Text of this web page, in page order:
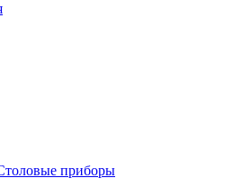
приборы